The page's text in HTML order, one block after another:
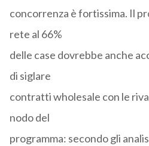
concorrenza è fortissima. Il
rete al 66%
delle case dovrebbe anche
di siglare
contratti wholesale con le
nodo del
programma: secondo gli